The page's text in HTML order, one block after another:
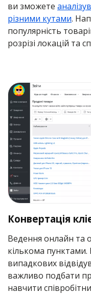
ви зможете
різними кутами.
популярність
розрізі локацій та
Конвертація
Ведення онлайн та
кількома
випадкових
важливо подбати
навчити